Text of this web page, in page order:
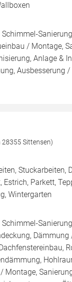
/ Montage,
Anlage &
Ausbesserung
28355 Sittensen)
Stuckarbeiten,
Parkett,
Wintergarten
Montage,